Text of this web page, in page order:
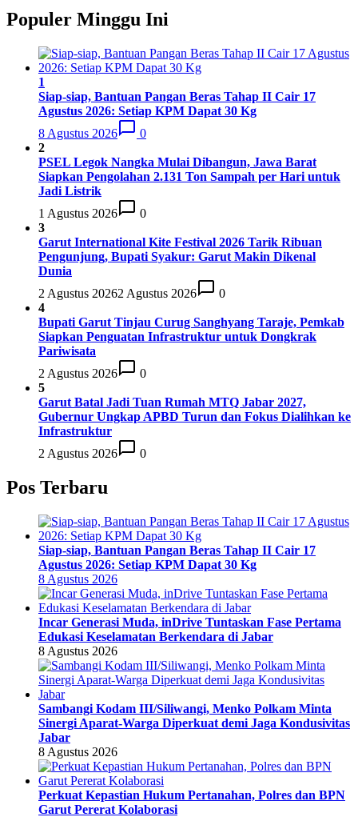
18
PSBS Biak
Populer Minggu Ini
1
Siap-siap, Bantuan Pangan Beras Tahap II Cair 17
Agustus 2026: Setiap KPM Dapat 30 Kg
8 Agustus 2026
0
2
PSEL Legok Nangka Mulai Dibangun, Jawa Barat
Siapkan Pengolahan 2.131 Ton Sampah per Hari untuk
Jadi Listrik
1 Agustus 2026
0
3
Garut International Kite Festival 2026 Tarik Ribuan
Pengunjung, Bupati Syakur: Garut Makin Dikenal
Dunia
2 Agustus 20262 Agustus 2026
0
4
Bupati Garut Tinjau Curug Sanghyang Taraje, Pemkab
Siapkan Penguatan Infrastruktur untuk Dongkrak
Pariwisata
2 Agustus 2026
0
5
Garut Batal Jadi Tuan Rumah MTQ Jabar 2027,
Gubernur Ungkap APBD Turun dan Fokus Dialihkan ke
Infrastruktur
2 Agustus 2026
0
Pos Terbaru
Siap-siap, Bantuan Pangan Beras Tahap II Cair 17
Agustus 2026: Setiap KPM Dapat 30 Kg
8 Agustus 2026
Incar Generasi Muda, inDrive Tuntaskan Fase Pertama
Edukasi Keselamatan Berkendara di Jabar
8 Agustus 2026
Sambangi Kodam III/Siliwangi, Menko Polkam Minta
Sinergi Aparat-Warga Diperkuat demi Jaga Kondusivitas
Jabar
8 Agustus 2026
Perkuat Kepastian Hukum Pertanahan, Polres dan BPN
Garut Pererat Kolaborasi